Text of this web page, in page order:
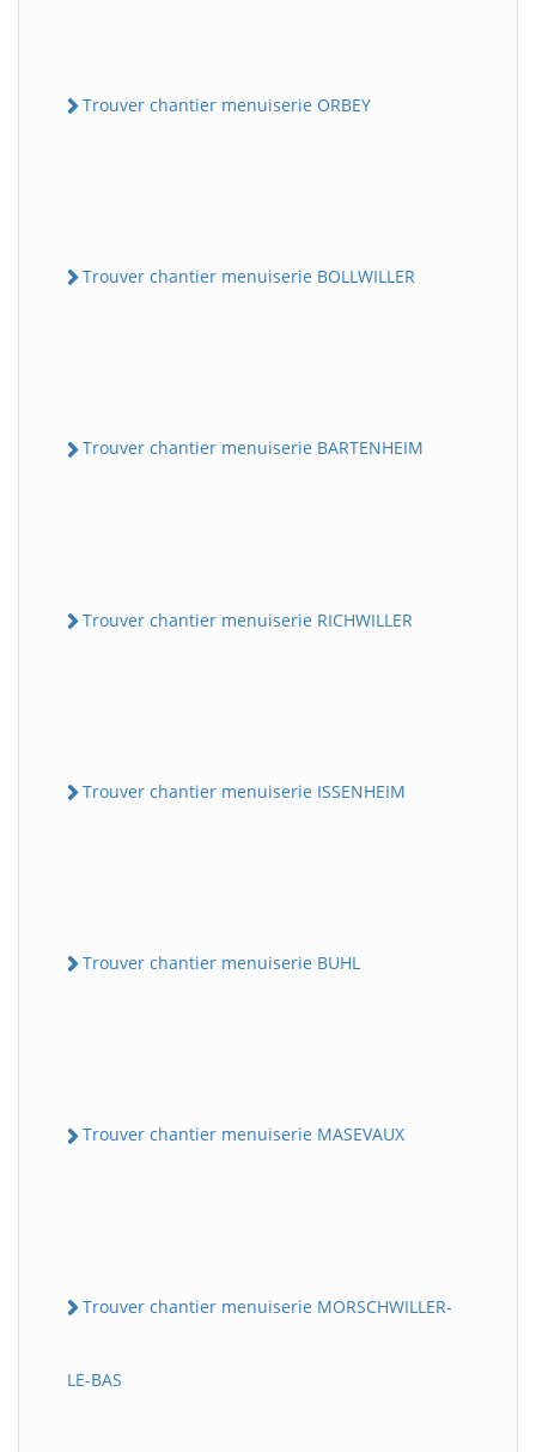
Trouver chantier menuiserie ORBEY
Trouver chantier menuiserie BOLLWILLER
Trouver chantier menuiserie BARTENHEIM
Trouver chantier menuiserie RICHWILLER
Trouver chantier menuiserie ISSENHEIM
Trouver chantier menuiserie BUHL
Trouver chantier menuiserie MASEVAUX
Trouver chantier menuiserie MORSCHWILLER-
LE-BAS